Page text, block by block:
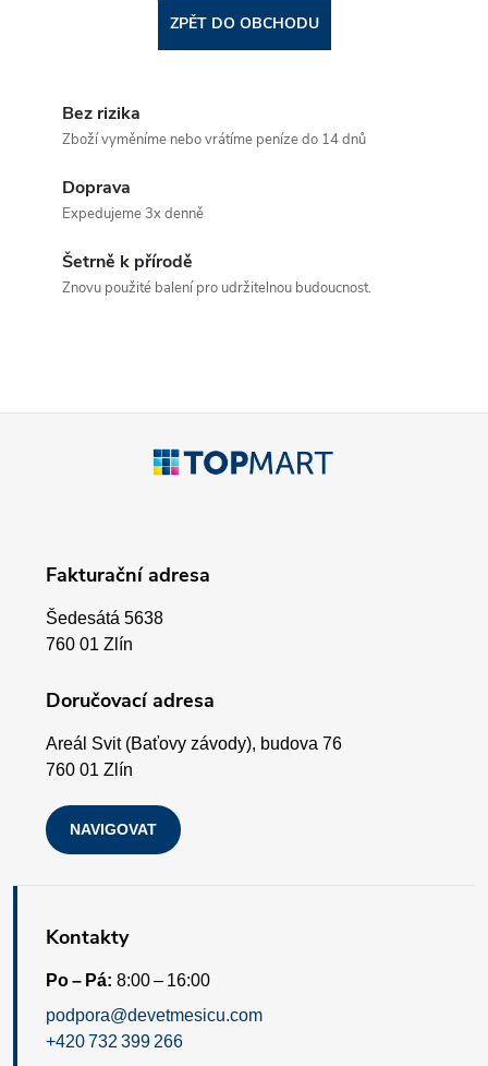
ZPĚT DO OBCHODU
Bez rizika
Zboží vyměníme nebo vrátíme peníze do 14 dnů
Doprava
Expedujeme 3x denně
Šetrně k přírodě
Znovu použité balení pro udržitelnou budoucnost.
Fakturační adresa
Šedesátá 5638
760 01 Zlín
Doručovací adresa
Areál Svit (Baťovy závody), budova 76
760 01 Zlín
NAVIGOVAT
Kontakty
Po – Pá: 8:00 – 16:00
podpora@devetmesicu.com
+420 732 399 266